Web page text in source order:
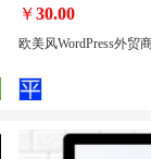
￥30.00
欧美风WordPress外贸